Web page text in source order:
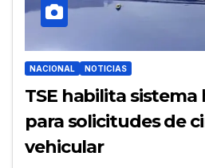
NACIONAL NOTICIAS
TSE habilita sistema
para solicitudes de
vehicular